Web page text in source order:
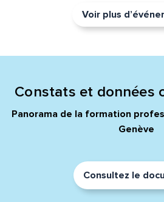
Voir plus
Constats et données
Panorama de la formation
Genève
Consultez le